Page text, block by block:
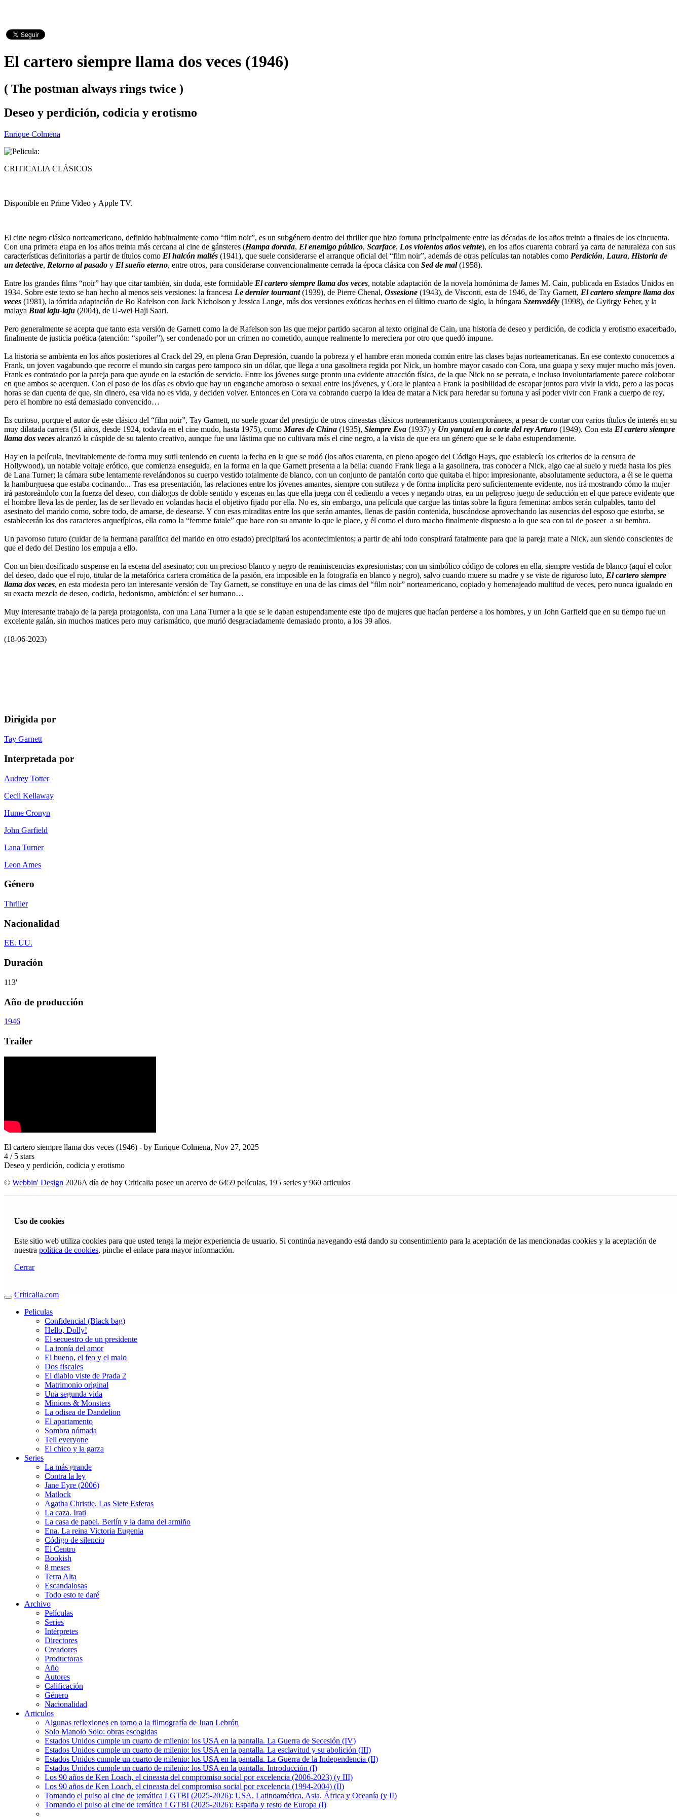
El cartero siempre llama dos veces (1946)
( The postman always rings twice )
Deseo y perdición, codicia y erotismo
Enrique Colmena
CRITICALIA CLÁSICOS
Disponible en Prime Video y Apple TV.
El cine negro clásico norteamericano, definido habitualmente como “film noir”, es un subgénero dentro del thriller que hizo fortuna principalmente entre las décadas de los años treinta a finales de los cincuenta.
Con una primera etapa en los años treinta más cercana al cine de gánsteres (Hampa dorada, El enemigo público, Scarface, Los violentos años veinte), en los años cuarenta cobrará ya carta de naturaleza con sus
características definitorias a partir de títulos como El halcón maltés (1941), que suele considerarse el arranque oficial del “film noir”, además de otras películas tan notables como Perdición, Laura, Historia de
un detective, Retorno al pasado y El sueño eterno, entre otros, para considerarse convencionalmente cerrada la época clásica con Sed de mal(1958).
Entre los grandes films “noir” hay que citar también, sin duda, este formidable El cartero siempre llama dos veces, notable adaptación de la novela homónima de James M. Cain, publicada en Estados Unidos en
1934. Sobre este texto se han hecho al menos seis versiones: la francesa Le dernier tournant(1939), de Pierre Chenal, Ossesione (1943), de Visconti, esta de 1946, de Tay Garnett, El cartero siempre llama dos
veces (1981), la tórrida adaptación de Bo Rafelson con Jack Nicholson y Jessica Lange, más dos versiones exóticas hechas en el último cuarto de siglo, la húngara Szenvedély (1998), de György Feher, y la
malaya Buai laju-laju (2004), de U-wei Haji Saari.
Pero generalmente se acepta que tanto esta versión de Garnett como la de Rafelson son las que mejor partido sacaron al texto original de Cain, una historia de deseo y perdición, de codicia y erotismo exacerbado,
finalmente de justicia poética (atención: “spoiler”), ser condenado por un crimen no cometido, aunque realmente lo mereciera por otro que quedó impune.
La historia se ambienta en los años posteriores al Crack del 29, en plena Gran Depresión, cuando la pobreza y el hambre eran moneda común entre las clases bajas norteamericanas. En ese contexto conocemos a
Frank, un joven vagabundo que recorre el mundo sin cargas pero tampoco sin un dólar, que llega a una gasolinera regida por Nick, un hombre mayor casado con Cora, una guapa y sexy mujer mucho más joven.
Frank es contratado por la pareja para que ayude en la estación de servicio. Entre los jóvenes surge pronto una evidente atracción física, de la que Nick no se percata, e incluso involuntariamente parece colaborar
en que ambos se acerquen. Con el paso de los días es obvio que hay un enganche amoroso o sexual entre los jóvenes, y Cora le plantea a Frank la posibilidad de escapar juntos para vivir la vida, pero a las pocas
horas se dan cuenta de que, sin dinero, esa vida no es vida, y deciden volver. Entonces en Cora va cobrando cuerpo la idea de matar a Nick para heredar su fortuna y así poder vivir con Frank a cuerpo de rey,
pero el hombre no está demasiado convencido…
Es curioso, porque el autor de este clásico del “film noir”, Tay Garnett, no suele gozar del prestigio de otros cineastas clásicos norteamericanos contemporáneos, a pesar de contar con varios títulos de interés en su
muy dilatada carrera (51 años, desde 1924, todavía en el cine mudo, hasta 1975), como Mares de China (1935), Siempre Eva (1937) y Un yanqui en la corte del rey Arturo (1949). Con esta El cartero siempre
llama dos veces alcanzó la cúspide de su talento creativo, aunque fue una lástima que no cultivara más el cine negro, a la vista de que era un género que se le daba estupendamente.
Hay en la película, inevitablemente de forma muy sutil teniendo en cuenta la fecha en la que se rodó (los años cuarenta, en pleno apogeo del Código Hays, que establecía los criterios de la censura de
Hollywood), un notable voltaje erótico, que comienza enseguida, en la forma en la que Garnett presenta a la bella: cuando Frank llega a la gasolinera, tras conocer a Nick, algo cae al suelo y rueda hasta los pies
de Lana Turner; la cámara sube lentamente revelándonos su cuerpo vestido totalmente de blanco, con un conjunto de pantalón corto que quitaba el hipo: impresionante, absolutamente seductora, a él se le quema
la hamburguesa que estaba cocinando... Tras esa presentación, las relaciones entre los jóvenes amantes, siempre con sutileza y de forma implícita pero suficientemente evidente, nos irá mostrando cómo la mujer
irá pastoreándolo con la fuerza del deseo, con diálogos de doble sentido y escenas en las que ella juega con él cediendo a veces y negando otras, en un peligroso juego de seducción en el que parece evidente que
el hombre lleva las de perder, las de ser llevado en volandas hacia el objetivo fijado por ella. No es, sin embargo, una película que cargue las tintas sobre la figura femenina: ambos serán culpables, tanto del
asesinato del marido como, sobre todo, de amarse, de desearse. Y con esas miraditas entre los que serán amantes, llenas de pasión contenida, buscándose aprovechando las ausencias del esposo que estorba, se
establecerán los dos caracteres arquetípicos, ella como la “femme fatale” que hace con su amante lo que le place, y él como el duro macho finalmente dispuesto a lo que sea con tal de poseer a su hembra.
Un pavoroso futuro (cuidar de la hermana paralítica del marido en otro estado) precipitará los acontecimientos; a partir de ahí todo conspirará fatalmente para que la pareja mate a Nick, aun siendo conscientes de
que el dedo del Destino los empuja a ello.
Con un bien dosificado suspense en la escena del asesinato; con un precioso blanco y negro de reminiscencias expresionistas; con un simbólico código de colores en ella, siempre vestida de blanco (aquí el color
del deseo, dado que el rojo, titular de la metafórica cartera cromática de la pasión, era imposible en la fotografía en blanco y negro), salvo cuando muere su madre y se viste de riguroso luto, El cartero siempre
llama dos veces, en esta modesta pero tan interesante versión de Tay Garnett, se constituye en una de las cimas del “film noir” norteamericano, copiado y homenajeado multitud de veces, pero nunca igualado en
su exacta mezcla de deseo, codicia, hedonismo, ambición: el ser humano…
Muy interesante trabajo de la pareja protagonista, con una Lana Turner a la que se le daban estupendamente este tipo de mujeres que hacían perderse a los hombres, y un John Garfield que en su tiempo fue un
excelente galán, sin muchos matices pero muy carismático, que murió desgraciadamente demasiado pronto, a los 39 años.
(18-06-2023)
Dirigida por
Tay Garnett
Interpretada por
Audrey Totter
Cecil Kellaway
Hume Cronyn
John Garfield
Lana Turner
Leon Ames
Género
Thriller
Nacionalidad
EE. UU.
Duración
113'
Año de producción
1946
Trailer
El cartero siempre llama dos veces (1946) - by Enrique Colmena, Nov 27, 2025
4 / 5 stars
Deseo y perdición, codicia y erotismo
© Webbin' Design 2026A día de hoy Criticalia posee un acervo de 6459 películas, 195 series y 960 articulos
Uso de cookies
Este sitio web utiliza cookies para que usted tenga la mejor experiencia de usuario. Si continúa navegando está dando su consentimiento para la aceptación de las mencionadas cookies y la aceptación de
nuestra política de cookies, pinche el enlace para mayor información.
Cerrar
Criticalia.com
Peliculas
Confidencial (Black bag)
Hello, Dolly!
El secuestro de un presidente
La ironía del amor
El bueno, el feo y el malo
Dos fiscales
El diablo viste de Prada 2
Matrimonio original
Una segunda vida
Minions & Monsters
La odisea de Dandelion
El apartamento
Sombra nómada
Tell everyone
El chico y la garza
Series
La más grande
Contra la ley
Jane Eyre (2006)
Matlock
Agatha Christie. Las Siete Esferas
La caza. Irati
La casa de papel. Berlín y la dama del armiño
Ena. La reina Victoria Eugenia
Código de silencio
El Centro
Bookish
8 meses
Terra Alta
Escandalosas
Todo esto te daré
Archivo
Películas
Series
Intérpretes
Directores
Creadores
Productoras
Año
Autores
Calificación
Género
Nacionalidad
Articulos
Algunas reflexiones en torno a la filmografía de Juan Lebrón
Solo Manolo Solo: obras escogidas
Estados Unidos cumple un cuarto de milenio: los USA en la pantalla. La Guerra de Secesión (IV)
Estados Unidos cumple un cuarto de milenio: los USA en la pantalla. La esclavitud y su abolición (III)
Estados Unidos cumple un cuarto de milenio: los USA en la pantalla. La Guerra de la Independencia (II)
Estados Unidos cumple un cuarto de milenio: los USA en la pantalla. Introducción (I)
Los 90 años de Ken Loach, el cineasta del compromiso social por excelencia (2006-2023) (y III)
Los 90 años de Ken Loach, el cineasta del compromiso social por excelencia (1994-2004) (II)
Tomando el pulso al cine de temática LGTBI (2025-2026): USA, Latinoamérica, Asia, África y Oceanía (y II)
Tomando el pulso al cine de temática LGTBI (2025-2026): España y resto de Europa (I)